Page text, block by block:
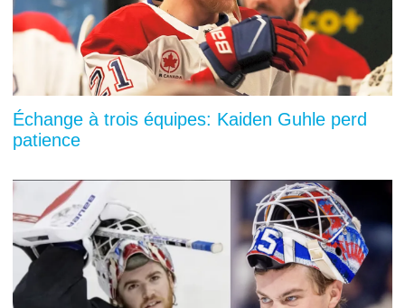
Échange à trois équipes: Kaiden Guhle perd
patience